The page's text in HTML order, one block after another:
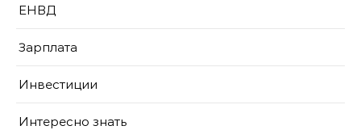
ЕНВД
Зарплата
Инвестиции
Интересно знать